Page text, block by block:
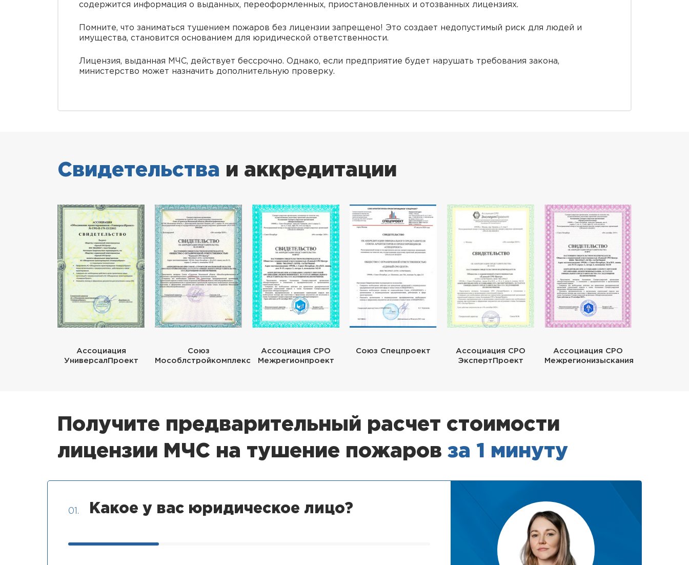
содержится информация о выданных, переоформленных, приостановленных и отозванных лицензиях.
Помните, что заниматься тушением пожаров без лицензии запрещено! Это создает недопустимый риск для людей и
имущества, становится основанием для юридической ответственности.
Лицензия, выданная МЧС, действует бессрочно. Однако, если предприятие будет нарушать требования закона,
министерство может назначить дополнительную проверку.
Свидетельства и аккредитации
Ассоциация
УниверсалПроект
Союз
Мособлстройкомплекс
Ассоциация СРО
Межрегионпроект
Союз Спецпроект
Ассоциация СРО
ЭкспертПроект
Ассоциация СРО
Межрегионизыскания
Получите предварительный расчет стоимости
лицензии МЧС на тушение пожаров за 1 минуту
01. Какое у вас юридическое лицо?